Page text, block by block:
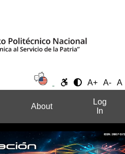
A+ A- A
About
Log
In